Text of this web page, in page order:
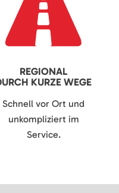
REGIONAL
KURZE WEGE
Schnell vor Ort und
unkompliziert im
Service.